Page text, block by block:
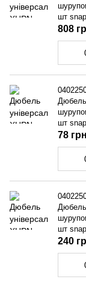
шт
808
Дюбель
шт
78 грн
Дюбель
шт
240